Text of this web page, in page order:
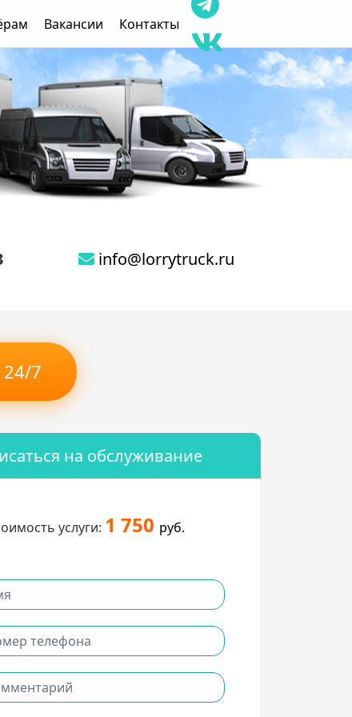
Вакансии Контакты
info@lorrytruck.ru
7
на обслуживание
услуги: 1 750 руб.